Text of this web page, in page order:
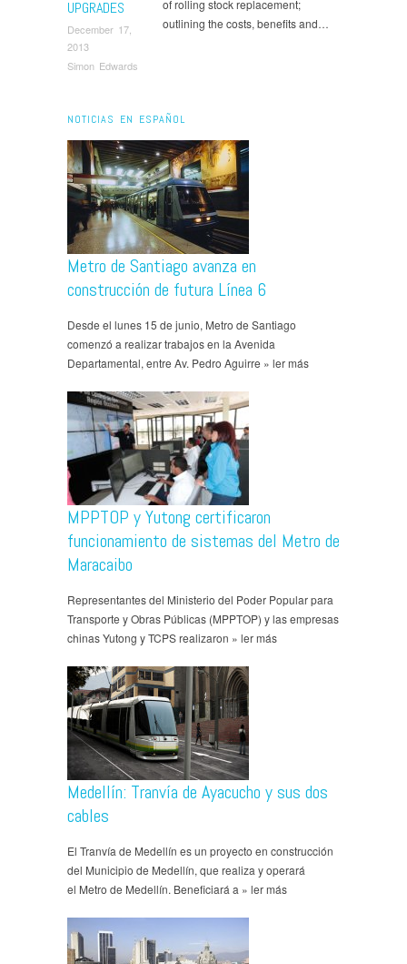
UPGRADES
December 17,
2013
Simon Edwards
of rolling stock replacement;
outlining the costs, benefits and…
NOTICIAS EN ESPAÑOL
Metro de Santiago avanza en
construcción de futura Línea 6
Desde el lunes 15 de junio, Metro de Santiago
comenzó a realizar trabajos en la Avenida
Departamental, entre Av. Pedro Aguirre » ler más
MPPTOP y Yutong certificaron
funcionamiento de sistemas del Metro de
Maracaibo
Representantes del Ministerio del Poder Popular para
Transporte y Obras Públicas (MPPTOP) y las empresas
chinas Yutong y TCPS realizaron » ler más
Medellín: Tranvía de Ayacucho y sus dos
cables
El Tranvía de Medellín es un proyecto en construcción
del Municipio de Medellín, que realiza y operará
el Metro de Medellín. Beneficiará a » ler más